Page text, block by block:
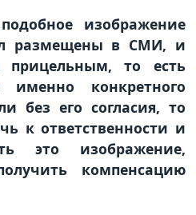
изображение
размещены в СМИ, и
прицельным, то есть
конкретного
без его согласия, то
к ответственности и
это изображение,
компенсацию